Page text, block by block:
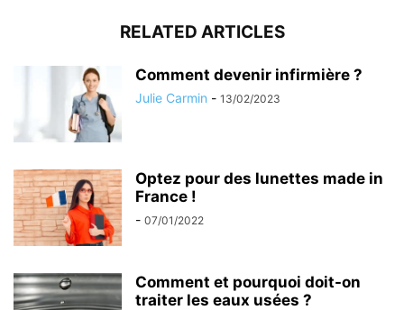
RELATED ARTICLES
Comment devenir infirmière ?
Julie Carmin - 13/02/2023
Optez pour des lunettes made in
France !
- 07/01/2022
Comment et pourquoi doit-on
traiter les eaux usées ?